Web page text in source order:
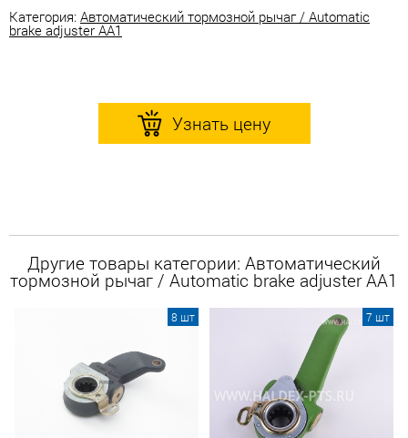
Категория: Автоматический тормозной рычаг / Automatic
brake adjuster AA1
Узнать цену
Другие товары категории: Автоматический
тормозной рычаг / Automatic brake adjuster AA1
8 шт 7 шт